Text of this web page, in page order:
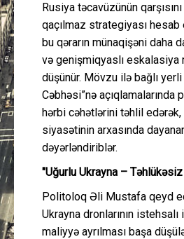
Rusiya təcavüzünün
qaçılmaz strategiyası
bu qərarın münaqişəni daha
və genişmiqyaslı eskalasiya
düşünür. Mövzu ilə bağlı
Cəbhəsi”nə
hərbi cəhətlərini təhlil
siyasətinin arxasında
dəyərləndiriblər.
"Uğurlu Ukrayna –
Politoloq Əli Mustafa qeyd
Ukrayna dronlarının
maliyyə ayrılması başa